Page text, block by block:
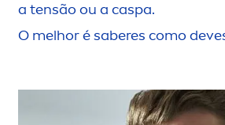
a tensão ou a caspa.
O melhor é saberes como